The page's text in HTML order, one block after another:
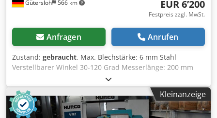
Gütersloh 566 km EUR 6’200
Festpreis zzgl. MwSt.
Anfragen Anrufen
Zustand: gebraucht, Max. Blechstärke: 6 mm Stahl
Verstellbarer Winkel 30-120 Grad Messerlänge: 200 mm
Messer geschärft Gewicht: ca. 1.200 kg Chodpfxst D R Nns
Afqea
Kleinanzeige